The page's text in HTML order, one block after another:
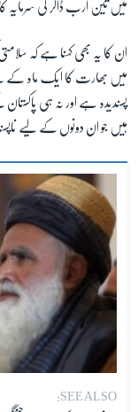
میں تین ارب ڈالر کی سرمایہ
ان کا یہ بھی کہنا ہے کہ
میں بھارت کا ایک ماہ کے
پسندیدہ ہے اور نہ ہی
ہیں جو ان دونوں کے لیے
SEE ALSO: